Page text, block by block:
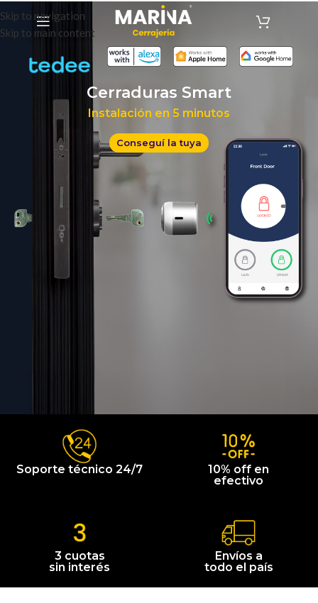
Skip to navigation
Skip to main content
Cerraduras Smart
Instalación en 5 minutos
Conseguí la tuya
Soporte técnico 24/7
10% off en
efectivo
3 cuotas
sin interés
Envíos a
todo el país